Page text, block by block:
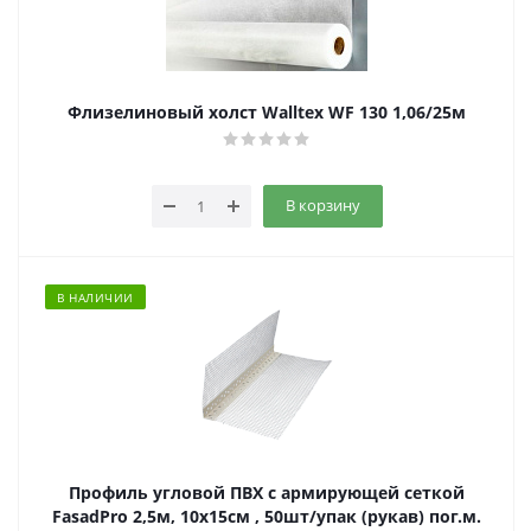
Флизелиновый холст Walltex WF 130 1,06/25м
В корзину
В НАЛИЧИИ
Профиль угловой ПВХ с армирующей сеткой
FasadPro 2,5м, 10х15см , 50шт/упак (рукав) пог.м.